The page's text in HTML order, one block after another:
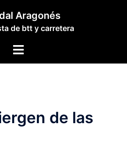
Aragonés
de btt y carretera
Alternar
de las